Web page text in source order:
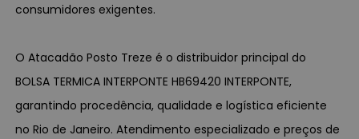
consumidores exigentes.
O Atacadão Posto Treze é o distribuidor principal do
BOLSA TERMICA INTERPONTE HB69420 INTERPONTE,
garantindo procedência, qualidade e logística eficiente
no Rio de Janeiro. Atendimento especializado e preços de